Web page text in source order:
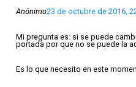
Anónimo23 de octubre de 2016,
Mi pregunta es: si se puede
portada por que no se puede la
Es lo que necesito en este